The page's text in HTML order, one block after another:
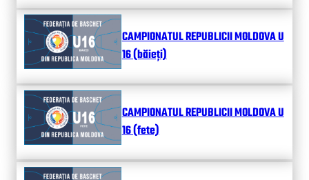
CAMPIONATUL REPUBLICII MOLDOVA U
16 (băieți)
CAMPIONATUL REPUBLICII MOLDOVA U
16 (fete)